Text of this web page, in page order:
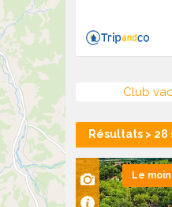
Club
Résultats >
Le